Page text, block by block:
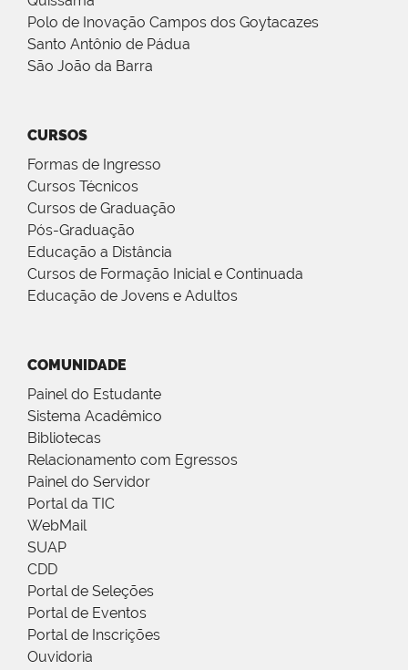
Polo de Inovação Campos dos Goytacazes
Santo Antônio de Pádua
São João da Barra
CURSOS
Formas de Ingresso
Cursos Técnicos
Cursos de Graduação
Pós-Graduação
Educação a Distância
Cursos de Formação Inicial e Continuada
Educação de Jovens e Adultos
COMUNIDADE
Painel do Estudante
Sistema Acadêmico
Bibliotecas
Relacionamento com Egressos
Painel do Servidor
Portal da TIC
WebMail
SUAP
CDD
Portal de Seleções
Portal de Eventos
Portal de Inscrições
Ouvidoria